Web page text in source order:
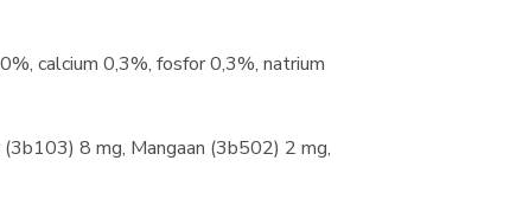
calcium 0,3%, fosfor 0,3%, natrium
8 mg, Mangaan (3b502) 2 mg,